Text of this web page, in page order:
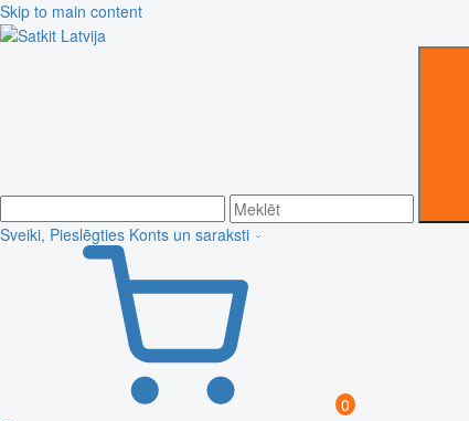
Skip to main content
Sveiki, Pieslēgties Konts un saraksti
0